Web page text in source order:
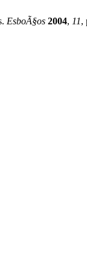
EsboÃ§os 2004, 11,